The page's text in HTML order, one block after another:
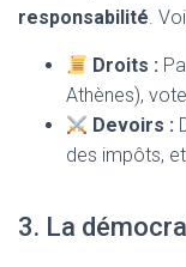
responsabilité.
Droits :
Athènes),
Devoirs :
des impôts,
3. La